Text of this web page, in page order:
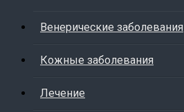
Венерические заболевания
Кожные заболевания
Лечение